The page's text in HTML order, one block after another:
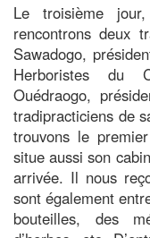
Le troisième
rencontrons deux
Sawadogo,
Herboristes du
Ouédraogo,
tradipracticiens de
trouvons le
situe aussi son
arrivée. Il nous
sont également
bouteilles, des